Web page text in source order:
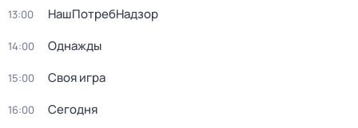
13:00 НашПотребНадзор
14:00 Однажды
15:00 Своя игра
16:00 Сегодня